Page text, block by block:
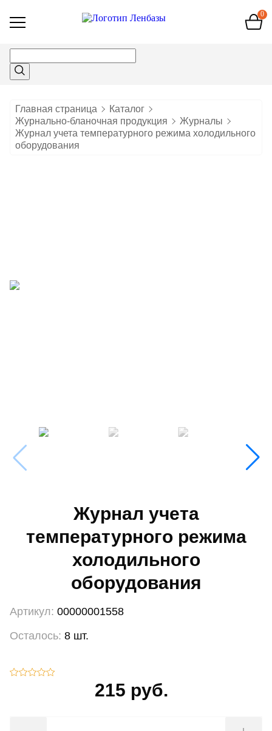
Открыть
0
Главная страница
Каталог
Журнально-бланочная продукция
Журналы
Журнал учета температурного режима холодильного
оборудования
Журнал учета
температурного режима
холодильного
оборудования
Артикул: 00000001558
Осталось: 8 шт.
215 руб.